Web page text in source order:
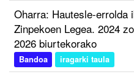
Oharra: Hautesle-errolda
Zinpekoen Legea. 2024
2026 biurtekorako
Bandoa iragarki taula